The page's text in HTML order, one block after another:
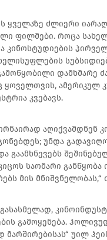
ყველაზე ძლიერი
ფილმები. როცა
კინოსტუდიების
დამხმარე
ყოველთვის, ამერიკულ
კვებავს.
აღიქვამდნენ
უნდა
საომარი
მის მნიშვნელობას,“
გამოყენება.
უილ